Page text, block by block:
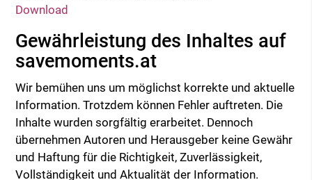
Download
Gewährleistung des Inhaltes auf
savemoments.at
Wir bemühen uns um möglichst korrekte und aktuelle
Information. Trotzdem können Fehler auftreten. Die
Inhalte wurden sorgfältig erarbeitet. Dennoch
übernehmen Autoren und Herausgeber keine Gewähr
und Haftung für die Richtigkeit, Zuverlässigkeit,
Vollständigkeit und Aktualität der Information.